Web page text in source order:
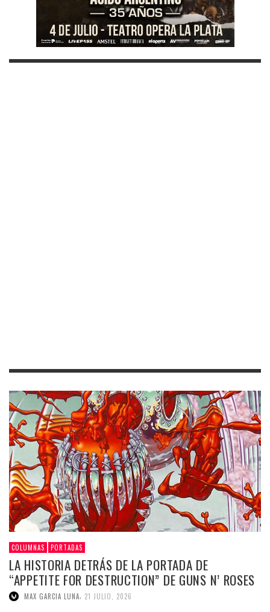
COLUMNAS PORTADAS
LA HISTORIA DETRÁS DE LA PORTADA DE
“APPETITE FOR DESTRUCTION” DE GUNS N’ ROSES
MAX GARCIA LUNA 21 JULIO, 2026